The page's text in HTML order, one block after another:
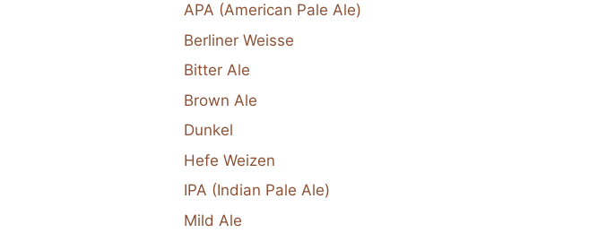
APA (American Pale Ale)
Berliner Weisse
Bitter Ale
Brown Ale
Dunkel
Hefe Weizen
IPA (Indian Pale Ale)
Mild Ale